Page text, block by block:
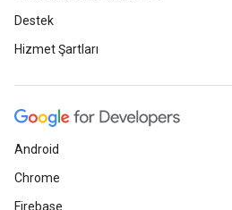
Destek
Hizmet Şartları
Android
Chrome
Firebase